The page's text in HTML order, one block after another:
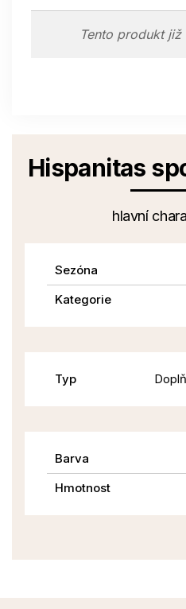
Tento produkt
Hispanitas
hlavní
Sezóna
Kategorie
Typ
Barva
Hmotnost